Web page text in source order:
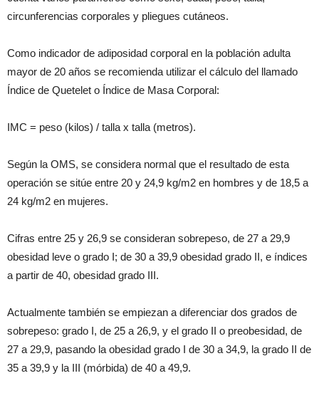
circunferencias corporales y pliegues cutáneos.
Como indicador de adiposidad corporal en la población adulta
mayor de 20 años se recomienda utilizar el cálculo del llamado
Índice de Quetelet o Índice de Masa Corporal:
IMC = peso (kilos) / talla x talla (metros).
Según la OMS, se considera normal que el resultado de esta
operación se sitúe entre 20 y 24,9 kg/m2 en hombres y de 18,5 a
24 kg/m2 en mujeres.
Cifras entre 25 y 26,9 se consideran sobrepeso, de 27 a 29,9
obesidad leve o grado I; de 30 a 39,9 obesidad grado II, e índices
a partir de 40, obesidad grado III.
Actualmente también se empiezan a diferenciar dos grados de
sobrepeso: grado I, de 25 a 26,9, y el grado II o preobesidad, de
27 a 29,9, pasando la obesidad grado I de 30 a 34,9, la grado II de
35 a 39,9 y la III (mórbida) de 40 a 49,9.